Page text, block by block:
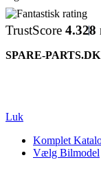
TrustScore 4.328
SPARE-PARTS.DK
Luk
Komplet
Vælg Bilmodel